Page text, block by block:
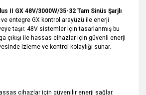
II GX 48V/3000W/35-32 Tam Sinüs Şarjlı
entegre GX kontrol arayüzü ile enerji
taşır. 48V sistemler için tasarlanmış bu
çıkışı ile hassas cihazlar için güvenli enerji
izleme ve kontrol kolaylığı sunar.
cihazlar için güvenilir enerji sağlar.